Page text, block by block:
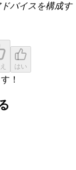
バイスを構成す
はい
！